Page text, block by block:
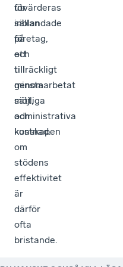
för
inblandade
företag,
och
till
minsta
möjliga
administrativa
kostnad.
utvärderas
sällan
på
ett
tillräckligt
genomarbetat
sätt,
och
kunskapen
om
stödens
effektivitet
är
därför
ofta
bristande.